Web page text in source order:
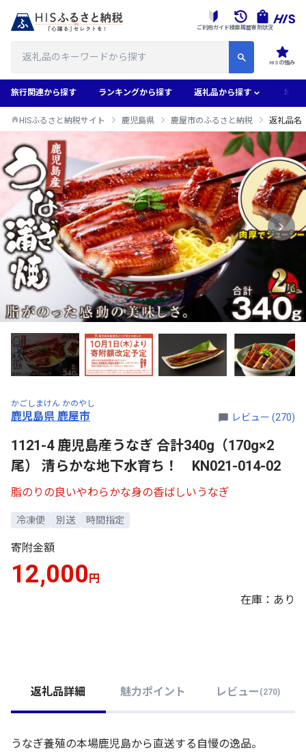
HISの強み
ご利用ガイド検索履歴寄附状況
旅行関連から探す ランキングから探す 返礼品から探す 地域
HISふるさと納税サイト 鹿児島県 鹿屋市のふるさと納税 返礼品名
かごしまけん かのやし
鹿児島県 鹿屋市 レビュー (270)
1121-4 鹿児島産うなぎ 合計340g（170g×2
尾） 清らかな地下水育ち！ KN021-014-02
脂のりの良いやわらかな身の香ばしいうなぎ
冷凍便 別送 時間指定
寄附金額
12,000 円
在庫：あり
返礼品詳細 魅力ポイント レビュー (270)
うなぎ養殖の本場鹿児島から直送する自慢の逸品。